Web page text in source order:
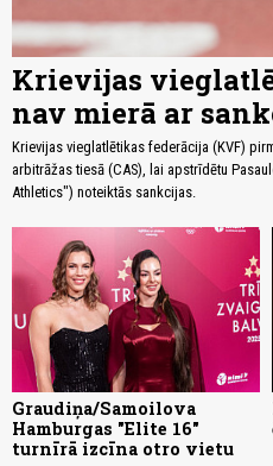
Krievijas
nav mierā ar
Krievijas vieglatlētikas federācija (KVF)
arbitrāžas tiesā (CAS), lai apstrīdētu
Athletics") noteiktās sankcijas.
Graudiņa/Samoilova
Hamburgas "Elite 16"
turnīrā izcīna otro vietu